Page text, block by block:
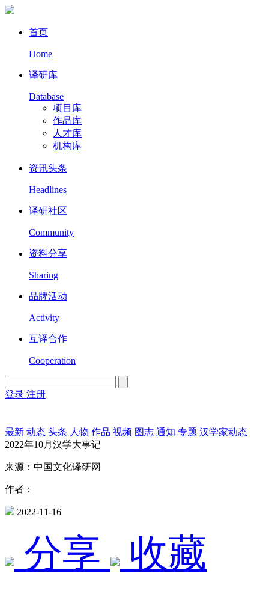
首页
Home
译研库
Database
项目库
作品库
人才库
机构库
资讯头条
Headlines
译研社区
Community
资料分享
Sharing
品牌活动
Activity
互译合作
Cooperation
登录 注册
最新 动态 头条 人物 作品 视频 图志 通知 专题 汉学家动态
2022年10月汉学大事记
来源：中国文化译研网
作者：
2022-11-16
分享 收藏